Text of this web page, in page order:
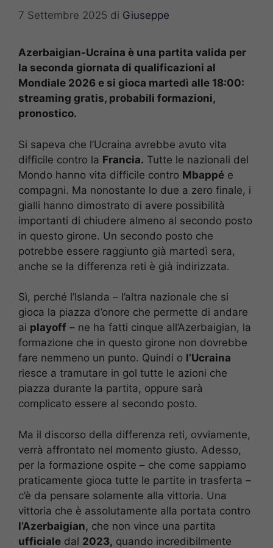
7 Settembre 2025 di Giuseppe
Azerbaigian-Ucraina è una partita valida per
la seconda giornata di qualificazioni al
Mondiale 2026 e si gioca martedì alle 18:00:
streaming gratis, probabili formazioni,
pronostico.
Si sapeva che l’Ucraina avrebbe avuto vita
difficile contro la Francia. Tutte le nazionali del
Mondo hanno vita difficile contro Mbappé e
compagni. Ma nonostante lo due a zero finale, i
gialli hanno dimostrato di avere possibilità
importanti di chiudere almeno al secondo posto
in questo girone. Un secondo posto che
potrebbe essere raggiunto già martedì sera,
anche se la differenza reti è già indirizzata.
Sì, perché l’Islanda – l’altra nazionale che si
gioca la piazza d’onore che permette di andare
ai playoff – ne ha fatti cinque all’Azerbaigian, la
formazione che in questo girone non dovrebbe
fare nemmeno un punto. Quindi o l’Ucraina
riesce a tramutare in gol tutte le azioni che
piazza durante la partita, oppure sarà
complicato essere al secondo posto.
Ma il discorso della differenza reti, ovviamente,
verrà affrontato nel momento giusto. Adesso,
per la formazione ospite – che come sappiamo
praticamente gioca tutte le partite in trasferta –
c’è da pensare solamente alla vittoria. Una
vittoria che è assolutamente alla portata contro
l’Azerbaigian, che non vince una partita
ufficiale dal 2023, quando incredibilmente